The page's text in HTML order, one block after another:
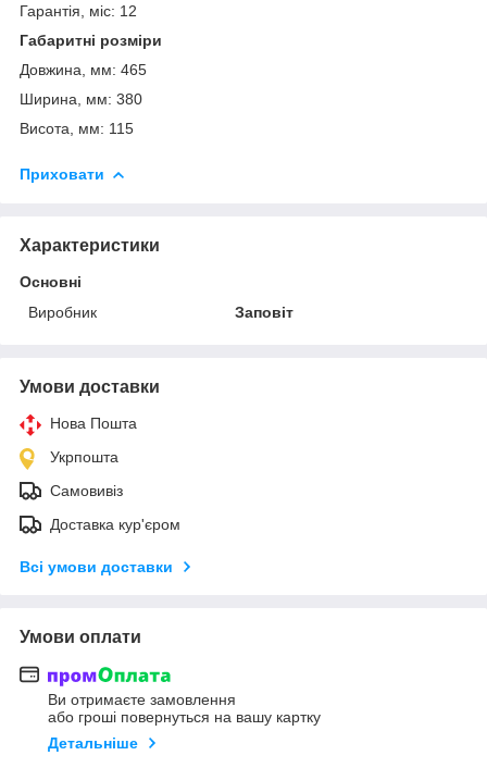
Гарантія, міс: 12
Габаритні розміри
Довжина, мм: 465
Ширина, мм: 380
Висота, мм: 115
Приховати
Характеристики
Основні
Виробник
Заповіт
Умови доставки
Нова Пошта
Укрпошта
Самовивіз
Доставка кур'єром
Всі умови доставки
Умови оплати
Ви отримаєте замовлення
або гроші повернуться на вашу картку
Детальніше